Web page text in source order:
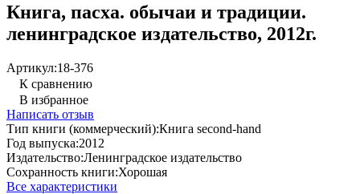
Книга, пасха. обычаи и традиции.
ленинградское издательство, 2012г.
Артикул:18-376
К сравнению
В избранное
Написать отзыв
Тип книги (коммерческий):Книга second-hand
Год выпуска:2012
Издательство:Ленинградское издательство
Сохранность книги:Хорошая
Все характеристики